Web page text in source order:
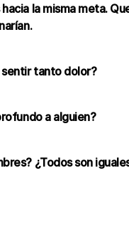
la misma meta.
sentir tanto dolor?
a alguien?
¿Todos son